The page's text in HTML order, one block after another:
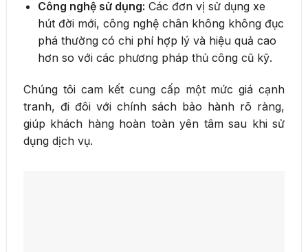
Công nghệ sử dụng: Các đơn vị sử dụng xe
hút đời mới, công nghệ chân không không đục
phá thường có chi phí hợp lý và hiệu quả cao
hơn so với các phương pháp thủ công cũ kỹ.
Chúng tôi cam kết cung cấp một mức giá cạnh
tranh, đi đôi với chính sách bảo hành rõ ràng,
giúp khách hàng hoàn toàn yên tâm sau khi sử
dụng dịch vụ.